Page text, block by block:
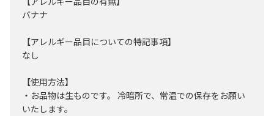
バナナ
【アレルギー品目についての特記事項】
なし
【使用方法】
・お品物は生ものです。 冷暗所で、常温での保存をお願い
いたします。